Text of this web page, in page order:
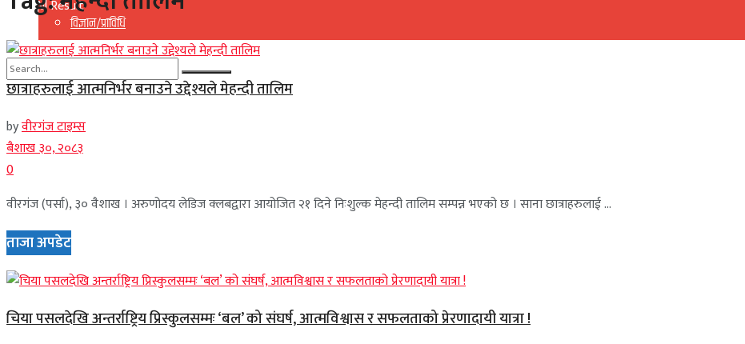
विज्ञान/प्राविधि
No Result
View All Result
View All Result
छात्राहरुलाई आत्मनिर्भर बनाउने उद्देश्यले मेहन्दी तालिम
byवीरगंज टाइम्स
बैशाख ३०, २०८३
0
वीरगंज (पर्सा), ३० वैशाख । अरुणोदय लेडिज क्लबद्वारा आयोजित २१ दिने निःशुल्क मेहन्दी तालिम सम्पन्न भएको छ । साना छात्राहरुलाई ...
ताजा अपडेट
चिया पसलदेखि अन्तर्राष्ट्रिय प्रिस्कुलसम्मः ‘बल’ को संघर्ष, आत्मविश्वास र सफलताको प्रेरणादायी यात्रा !